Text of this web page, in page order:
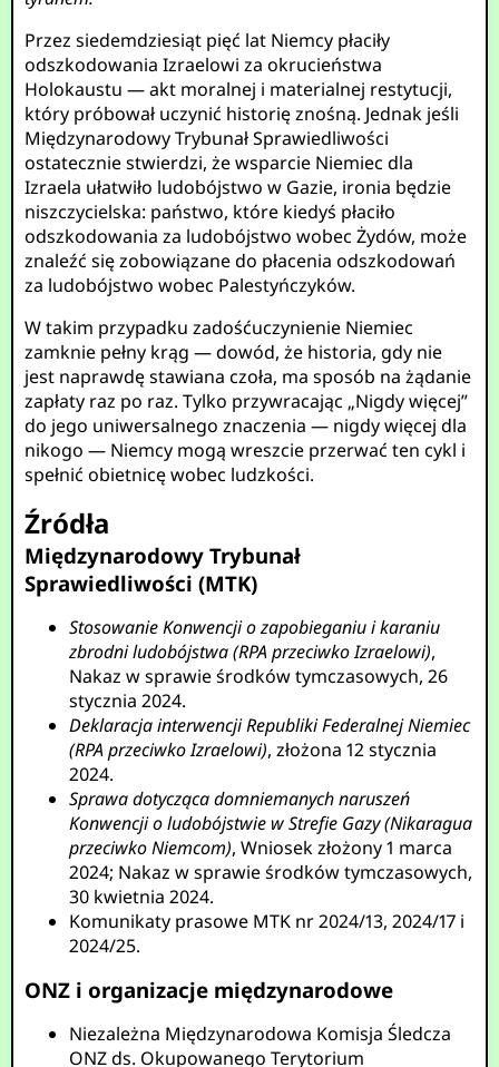
Przez siedemdziesiąt pięć lat Niemcy płaciły
odszkodowania Izraelowi za okrucieństwa
Holokaustu — akt moralnej i materialnej restytucji,
który próbował uczynić historię znośną. Jednak jeśli
Międzynarodowy Trybunał Sprawiedliwości
ostatecznie stwierdzi, że wsparcie Niemiec dla
Izraela ułatwiło ludobójstwo w Gazie, ironia będzie
niszczycielska: państwo, które kiedyś płaciło
odszkodowania za ludobójstwo wobec Żydów, może
znaleźć się zobowiązane do płacenia odszkodowań
za ludobójstwo wobec Palestyńczyków.
W takim przypadku zadośćuczynienie Niemiec
zamknie pełny krąg — dowód, że historia, gdy nie
jest naprawdę stawiana czoła, ma sposób na żądanie
zapłaty raz po raz. Tylko przywracając „Nigdy więcej”
do jego uniwersalnego znaczenia — nigdy więcej dla
nikogo — Niemcy mogą wreszcie przerwać ten cykl i
spełnić obietnicę wobec ludzkości.
Źródła
Międzynarodowy Trybunał
Sprawiedliwości (MTK)
Stosowanie Konwencji o zapobieganiu i karaniu
zbrodni ludobójstwa (RPA przeciwko Izraelowi),
Nakaz w sprawie środków tymczasowych, 26
stycznia 2024.
Deklaracja interwencji Republiki Federalnej Niemiec
(RPA przeciwko Izraelowi), złożona 12 stycznia
2024.
Sprawa dotycząca domniemanych naruszeń
Konwencji o ludobójstwie w Strefie Gazy (Nikaragua
przeciwko Niemcom), Wniosek złożony 1 marca
2024; Nakaz w sprawie środków tymczasowych,
30 kwietnia 2024.
Komunikaty prasowe MTK nr 2024/13, 2024/17 i
2024/25.
ONZ i organizacje międzynarodowe
Niezależna Międzynarodowa Komisja Śledcza
ONZ ds. Okupowanego Terytorium